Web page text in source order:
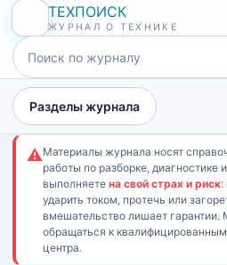
ТЕХПОИСК
ЖУРНАЛ О ТЕХНИКЕ
Разделы журнала
⚠Материалы журнала носят
работы по разборке, диагностике
выполняете на свой страх и риск:
ударить током, протечь или
вмешательство лишает
обращаться к
центра.